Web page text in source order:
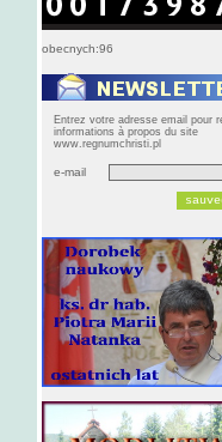
obecnych:96
Entrez votre adresse email pour
informations à propos du site
www.regnumchristi.pl
e-mail